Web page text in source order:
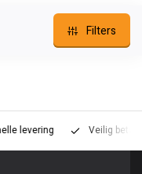
Filters
levering Veilig betalen